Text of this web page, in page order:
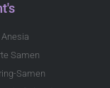
Samen
Samen